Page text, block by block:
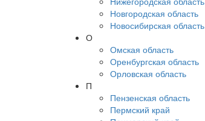
Новгородская область
Новосибирская область
О
Омская область
Оренбургская область
Орловская область
П
Пензенская область
Пермский край